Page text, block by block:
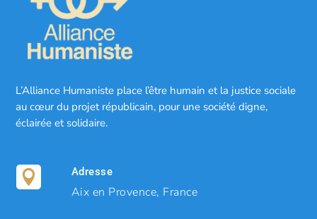
L’Alliance Humaniste place l’être humain et la justice sociale
au cœur du projet républicain, pour une société digne,
éclairée et solidaire.
 Adresse
Aix en Provence, France